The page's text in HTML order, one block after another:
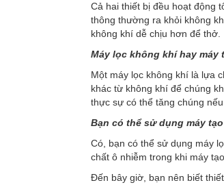
Cả hai thiết bị đều hoạt động
thông thường ra khỏi không
không khí dễ chịu hơn để thở.
Máy lọc không khí hay máy
Một máy lọc không khí là lựa
khác từ không khí để chúng
thực sự có thể tăng chúng
Bạn có thể sử dụng máy
Có, bạn có thể sử dụng máy
chất ô nhiễm trong khi máy
Đến bây giờ, bạn nên biết